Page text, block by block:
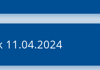
11.04.2024